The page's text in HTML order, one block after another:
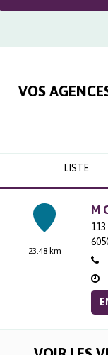
VOS
LISTE
23.48 km
M